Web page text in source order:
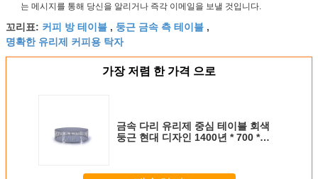
는 메시지를 통해 당신을 알리거나 즉각 이메일을 보낼 것입니다.
꼬리표: 커피 방 테이블 , 둥근 금속 측 테이블 ,
명확한 유리제 커피용 탁자
가장 저렴 한 가격 으로
금속 다리 유리제 중심 테이블 회색
둥근 현대 디자인 1400년 * 700 *